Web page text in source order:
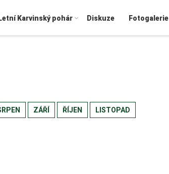
Letní Karvinský pohár Diskuze Fotogalerie
ZÁŘÍ ŘÍJEN LISTOPAD